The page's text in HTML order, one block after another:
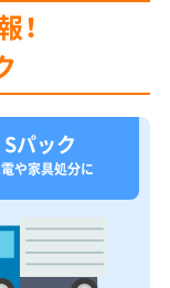
！
Sパック
や家具処分に